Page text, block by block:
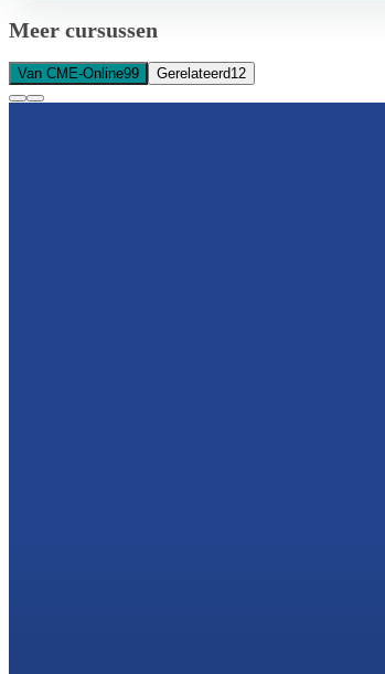
Meer cursussen
Van CME-Online99 Gerelateerd12